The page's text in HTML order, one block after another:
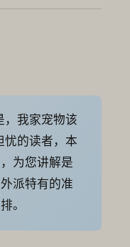
，我家宠物该
的读者，本
为您讲解是
派特有的准
。